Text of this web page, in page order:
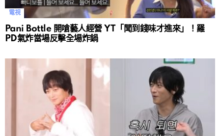
電視
Pani Bottle 開嗆藝人經營 YT「聞到錢味才進來」！羅
PD氣炸當場反擊全場炸鍋